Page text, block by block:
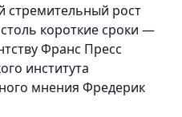
стремительный рост
короткие сроки —
Франс Пресс
института
мнения Фредерик